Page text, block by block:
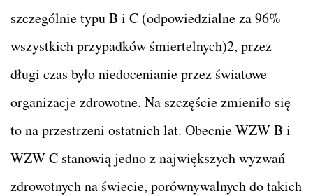
szczególnie typu B i C (odpowiedzialne za 96%
wszystkich przypadków śmiertelnych)2, przez
długi czas było niedocenianie przez światowe
organizacje zdrowotne. Na szczęście zmieniło się
to na przestrzeni ostatnich lat. Obecnie WZW B i
WZW C stanowią jedno z największych wyzwań
zdrowotnych na świecie, porównywalnych do takich